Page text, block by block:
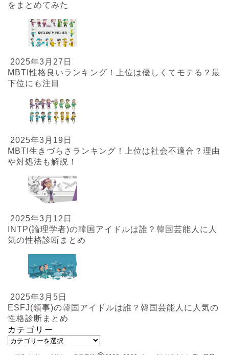
をまとめてみた
2025年3月27日
MBTI性格良いランキング！上位は優しくてモテる？最
下位にも注目
2025年3月19日
MBTI生きづらさランキング！上位は社会不適合？理由
や対処法も解説！
2025年3月12日
INTP(論理学者)の韓国アイドルは誰？韓国芸能人に人
気の性格診断まとめ
2025年3月5日
ESFJ(領事)の韓国アイドルは誰？韓国芸能人に人気の
性格診断まとめ
カテゴリー